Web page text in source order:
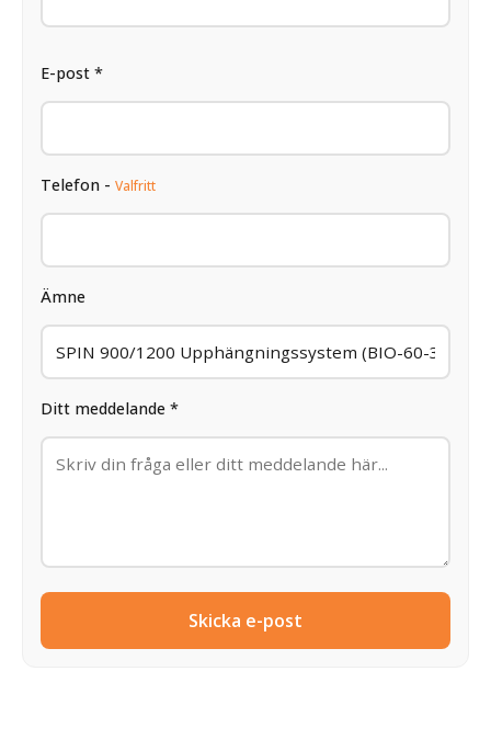
E-post *
Telefon - Valfritt
Ämne
Ditt meddelande *
Skicka e-post